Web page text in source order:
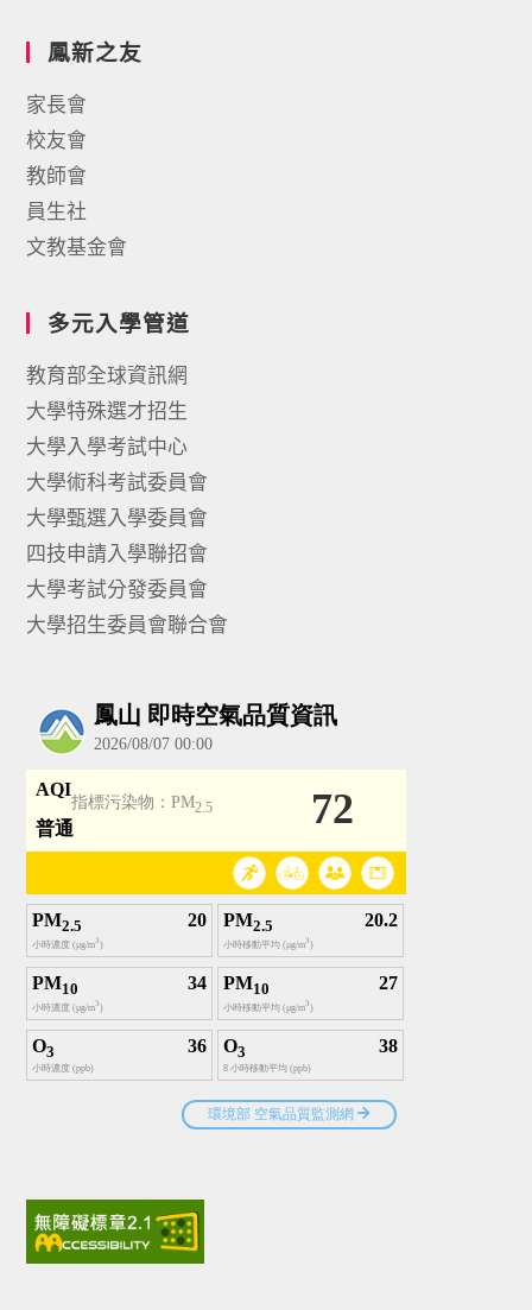
鳳新之友
家長會
校友會
教師會
員生社
文教基金會
多元入學管道
教育部全球資訊網
大學特殊選才招生
大學入學考試中心
大學術科考試委員會
大學甄選入學委員會
四技申請入學聯招會
大學考試分發委員會
大學招生委員會聯合會